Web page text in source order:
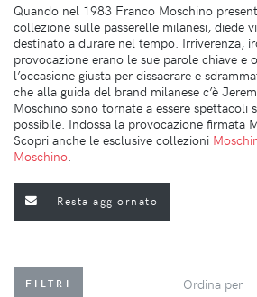
Quando nel 1983 Franco Moschino
collezione sulle passerelle milanesi, diede
destinato a durare nel tempo. Irriverenza,
provocazione erano le sue parole chiave e
l’occasione giusta per dissacrare e
che alla guida del brand milanese c’è
Moschino sono tornate a essere spettacoli
possibile. Indossa la provocazione firmata
Scopri anche le esclusive collezioni
Moschino
Resta aggiornato
FILTRI Ordina per